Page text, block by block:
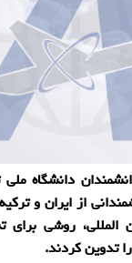
دانشگاه
از ایران و
روشی
تدوین کردند.